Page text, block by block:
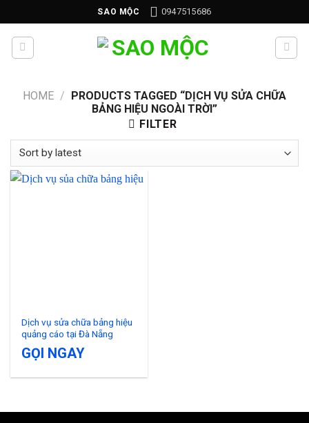
to
content
SAO MỘC 0947515686
HOME / PRODUCTS TAGGED “DỊCH VỤ SỬA CHỮA
BẢNG HIỆU NGOÀI TRỜI”
FILTER
Dịch vụ sửa chữa bảng hiệu
quảng cáo tại Đà Nẵng
GỌI NGAY